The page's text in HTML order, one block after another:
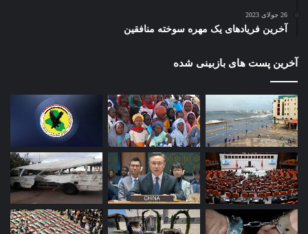
26 جولای 2023
آخرین فریادهای یک مهره سوخته منافقین
آخرین پست های بازبینی شده